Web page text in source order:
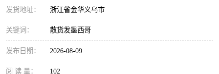
发货地址： 浙江省金华义乌市
关键词： 散货发墨西哥
发布日期： 2026-08-09
阅 读 量： 102